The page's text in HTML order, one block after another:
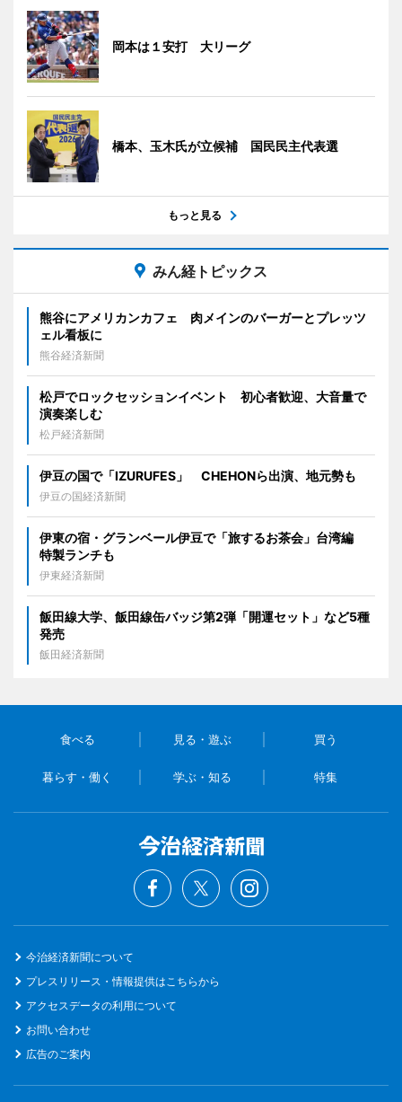
岡本は１安打 大リーグ
橋本、玉木氏が立候補 国民民主代表選
もっと見る
みん経トピックス
熊谷にアメリカンカフェ 肉メインのバーガーとプレッツ
ェル看板に
熊谷経済新聞
松戸でロックセッションイベント 初心者歓迎、大音量で
演奏楽しむ
松戸経済新聞
伊豆の国で「IZURUFES」 CHEHONら出演、地元勢も
伊豆の国経済新聞
伊東の宿・グランベール伊豆で「旅するお茶会」台湾編
特製ランチも
伊東経済新聞
飯田線大学、飯田線缶バッジ第2弾「開運セット」など5種
発売
飯田経済新聞
食べる 見る・遊ぶ 買う
暮らす・働く 学ぶ・知る 特集
今治経済新聞について
プレスリリース・情報提供はこちらから
アクセスデータの利用について
お問い合わせ
広告のご案内